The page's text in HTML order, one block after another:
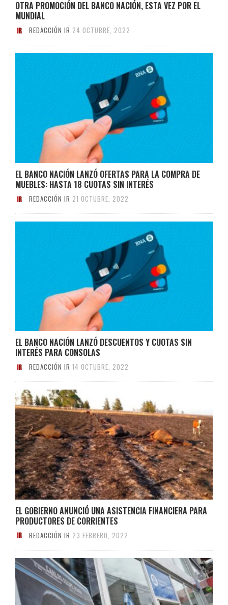
OTRA PROMOCIÓN DEL BANCO NACIÓN, ESTA VEZ POR EL
MUNDIAL
REDACCIÓN IR 24 OCTUBRE, 2022
EL BANCO NACIÓN LANZÓ OFERTAS PARA LA COMPRA DE
MUEBLES: HASTA 18 CUOTAS SIN INTERÉS
REDACCIÓN IR 21 OCTUBRE, 2022
EL BANCO NACIÓN LANZÓ DESCUENTOS Y CUOTAS SIN
INTERÉS PARA CONSOLAS
REDACCIÓN IR 14 OCTUBRE, 2022
EL GOBIERNO ANUNCIÓ UNA ASISTENCIA FINANCIERA PARA
PRODUCTORES DE CORRIENTES
REDACCIÓN IR 23 FEBRERO, 2022